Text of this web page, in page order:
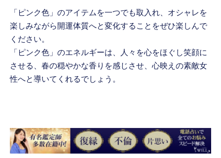
「ピンク色」のアイテムを一つでも取入れ、オシャレを
楽しみながら開運体質へと変化することをぜひ楽しんで
ください。
「ピンク色」のエネルギーは、人々を心をほぐし笑顔に
させる、春の穏やかな香りを感じさせ、心映えの素敵女
性へと導いてくれるでしょう。